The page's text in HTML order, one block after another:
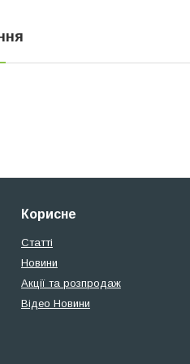
Корисне
Статті
Новини
Акції та розпродаж
Відео Новини